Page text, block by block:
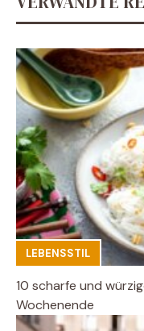
LEBENSSTIL
10 scharfe und
Wochenende